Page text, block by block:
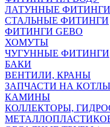
ЛАТУННЫЕ ФИТИНГИ
СТАЛЬНЫЕ ФИТИНГИ
ФИТИНГИ GEBO
ХОМУТЫ
ЧУГУННЫЕ ФИТИНГИ
БАКИ
ВЕНТИЛИ, КРАНЫ
ЗАПЧАСТИ НА
КАМИНЫ
КОЛЛЕКТОРЫ,